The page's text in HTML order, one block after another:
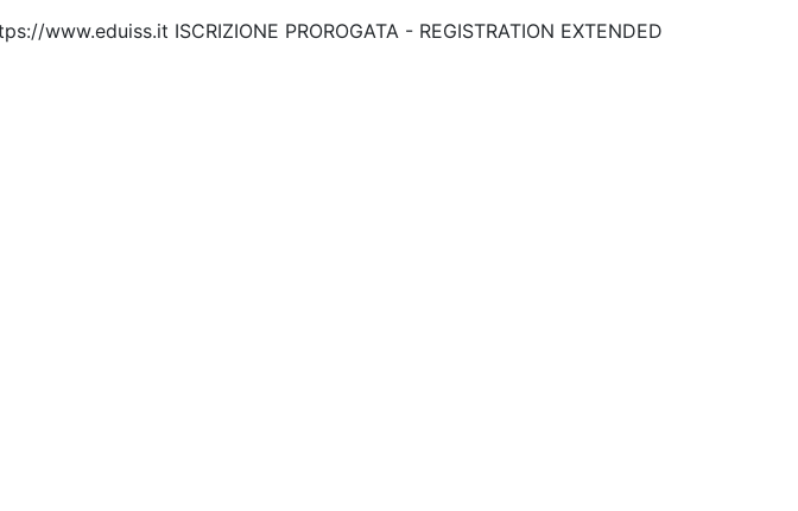
www.eduiss.it ISCRIZIONE PROROGATA - REGISTRATION EXTENDED